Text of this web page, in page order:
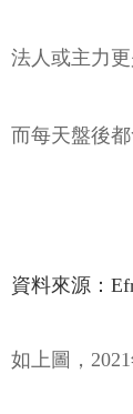
法人或主力
而每天盤後
資料來源：
如上圖，